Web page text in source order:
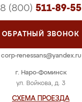
г. Наро-Фоминск
ул. Войкова, д. 3
СХЕМА ПРОЕЗДА
8 (800) 511-89-55
ОБРАТНЫЙ ЗВОНОК
corp-renessans@yandex.ru